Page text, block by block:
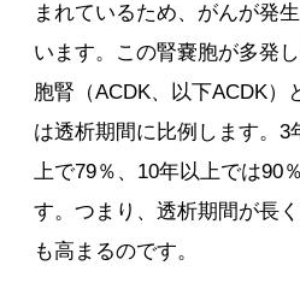
まれているため、がんが発
います。この腎嚢胞が多発
胞腎（ACDK、以下ACDK）
は透析期間に比例します。3
上で79％、10年以上では90
す。つまり、透析期間が長
も高まるのです。